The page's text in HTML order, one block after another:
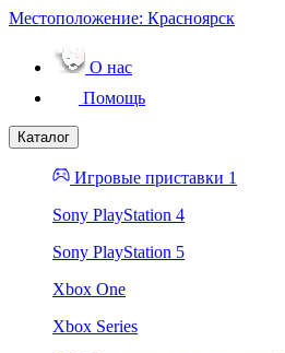
Местоположение: Красноярск
О нас
Помощь
Каталог
Игровые приставки 1
Sony PlayStation 4
Sony PlayStation 5
Xbox One
Xbox Series